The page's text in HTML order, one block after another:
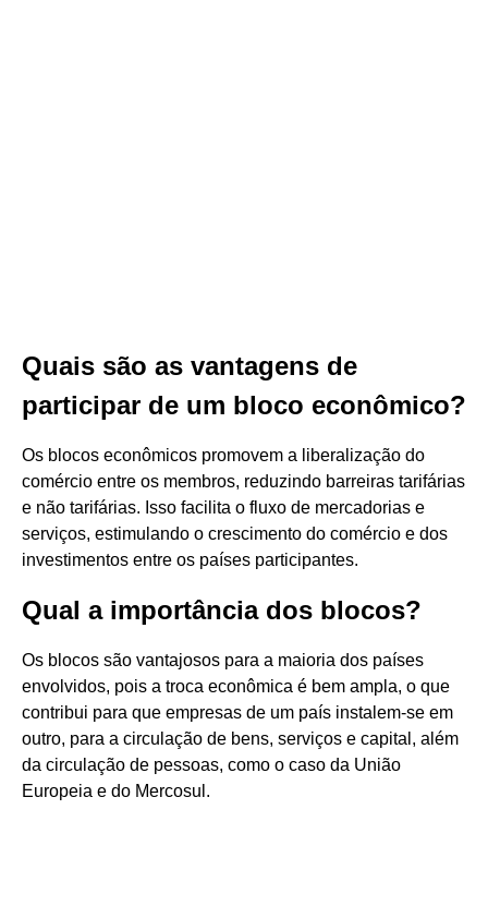
Quais são as vantagens de
participar de um bloco econômico?
Os blocos econômicos promovem a liberalização do
comércio entre os membros, reduzindo barreiras tarifárias
e não tarifárias. Isso facilita o fluxo de mercadorias e
serviços, estimulando o crescimento do comércio e dos
investimentos entre os países participantes.
Qual a importância dos blocos?
Os blocos são vantajosos para a maioria dos países
envolvidos, pois a troca econômica é bem ampla, o que
contribui para que empresas de um país instalem-se em
outro, para a circulação de bens, serviços e capital, além
da circulação de pessoas, como o caso da União
Europeia e do Mercosul.